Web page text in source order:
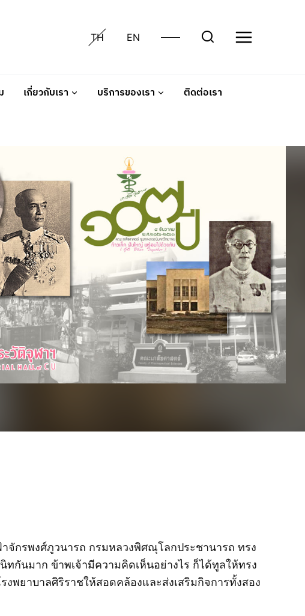
TH EN
เกี่ยวกับเรา บริการของเรา ติดต่อเรา
จักรพงศ์ภูวนารถ กรมหลวงพิศณุโลกประชานารถ ทรง
กันมาก ข้าพเจ้ามีความคิดเห็นอย่างไร ก็ได้ทูลให้ทรง
พยาบาลศิริราชให้สอดคล้องและส่งเสริมกิจการทั้งสอง